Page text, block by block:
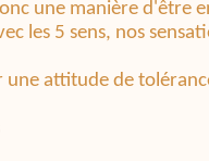
une manière d'être
les 5 sens, nos
une attitude de